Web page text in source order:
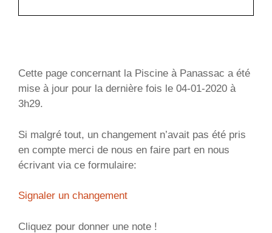
Cette page concernant la Piscine à Panassac a été
mise à jour pour la dernière fois le 04-01-2020 à
3h29.
Si malgré tout, un changement n’avait pas été pris
en compte merci de nous en faire part en nous
écrivant via ce formulaire:
Signaler un changement
Cliquez pour donner une note !